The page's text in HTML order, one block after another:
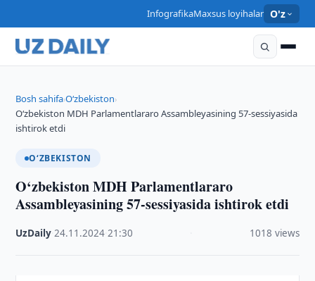
InfografikaMaxsus loyihalar O'z
Bosh sahifa›O‘zbekiston›
O‘zbekiston MDH Parlamentlararo Assambleyasining 57-sessiyasida
ishtirok etdi
O‘ZBEKISTON
O‘zbekiston MDH Parlamentlararo
Assambleyasining 57-sessiyasida ishtirok etdi
UzDaily ·24.11.2024 ·21:30 1018 views